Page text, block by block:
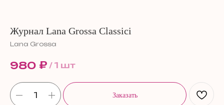
Журнал Lana Grossa Classici
Lana Grossa
980 ₽ / 1 шт
Заказать